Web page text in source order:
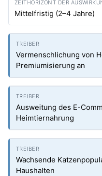
Mittelfristig (2–4 Jahre)
Vermenschlichung von
Premiumisierung an
Ausweitung des E-
Heimtiernahrung
Wachsende
Haushalten